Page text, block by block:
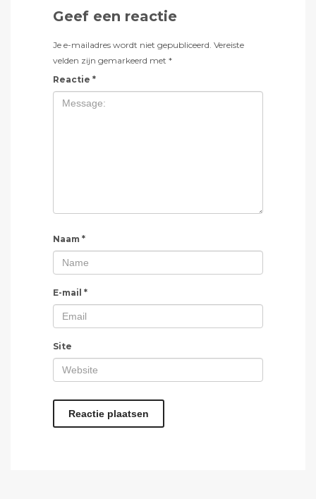
Geef een reactie
Je e-mailadres wordt niet gepubliceerd. Vereiste
velden zijn gemarkeerd met *
Reactie *
Naam *
E-mail *
Site